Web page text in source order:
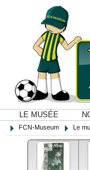
LE MUSÉE
FCN-Museum Le